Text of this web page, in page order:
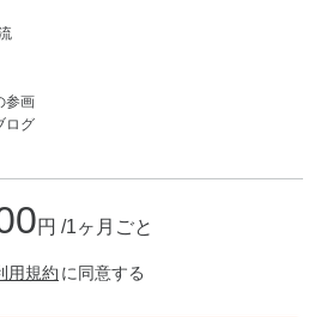
参画
ログ
円 /1ヶ月ごと
用規約 に同意する